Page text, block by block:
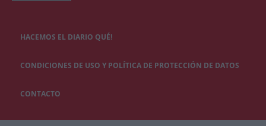
HACEMOS EL DIARIO QUÉ!
CONDICIONES DE USO Y POLÍTICA DE PROTECCIÓN DE DATOS
CONTACTO